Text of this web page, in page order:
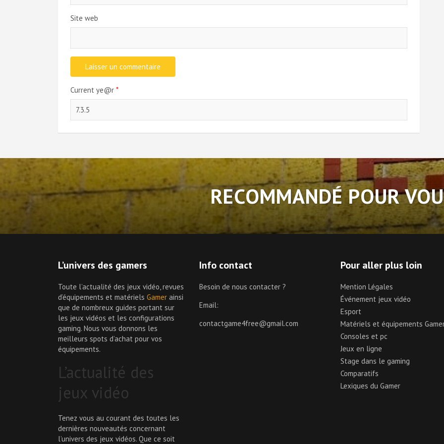
Site web
Current ye@r *
RECOMMANDÉ POUR
L’univers des gamers
Toute l’actualité des jeux vidéo, revues
d’équipements et matériels Gamer ainsi
que de nombreux guides portant sur
les jeux vidéos et les configurations
gaming. Nous vous donnons les
meilleurs spots d’achat pour vos
équipements.
L’actualité des
jeux vidéo
Tenez vous au courant des toutes les
dernières nouveautés concernant
l’univers des jeux vidéos. Que ce soit
Info contact
Besoin de nous contacter ?
Email:
contactgame4free@gmail.com
Pour aller plus loin
Mention Légales
Événement jeux vidéo
Esport
Matériels et équipements
Consoles et pc
Jeux en ligne
Stage dans le gaming
Comparatifs
Lexiques du Gamer